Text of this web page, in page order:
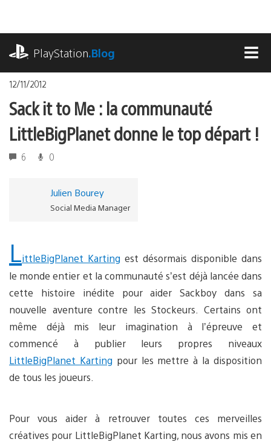
contenu
PlayStation.Blog
12/11/2012
Sack it to Me : la communauté
LittleBigPlanet donne le top départ !
6 0
Julien Bourey
Social Media Manager
LittleBigPlanet Karting est désormais disponible dans
le monde entier et la communauté s’est déjà lancée dans
cette histoire inédite pour aider Sackboy dans sa
nouvelle aventure contre les Stockeurs. Certains ont
même déjà mis leur imagination à l’épreuve et
commencé à publier leurs propres niveaux
LittleBigPlanet Karting pour les mettre à la disposition
de tous les joueurs.
Pour vous aider à retrouver toutes ces merveilles
créatives pour LittleBigPlanet Karting, nous avons mis en